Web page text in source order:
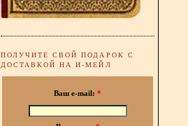
ПОЛУЧИТЕ СВОЙ ПОДАРОК С
ДОСТАВКОЙ НА И-МЕЙЛ
Ваш e-mail: *